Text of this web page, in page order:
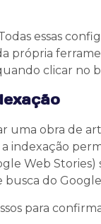
essas
própria
clicar no
uma obra de
a indexação
Web
busca do
para